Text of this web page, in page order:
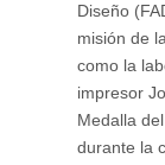
Diseño
misión de
como la
impresor
Medalla
durante la